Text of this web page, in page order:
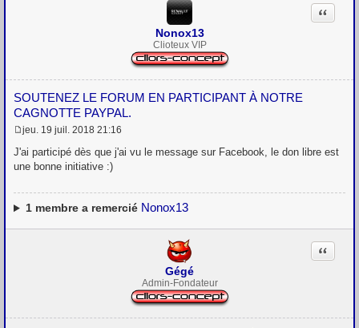
Nonox13
Clioteux VIP
SOUTENEZ LE FORUM EN PARTICIPANT À NOTRE
CAGNOTTE PAYPAL.
Citation
e
s
g
e
jeu. 19 juil. 2018 21:16
J'ai participé dès que j'ai vu le message sur Facebook, le don libre est
une bonne initiative :)
1membre a remercié Nonox13
Gégé
Admin-Fondateur
Citation